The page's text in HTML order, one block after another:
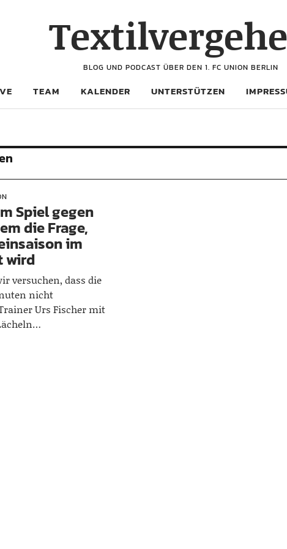
BLOG UND PODCAST ÜBER DEN 1. FC UNION BERLIN
TEAM KALENDER UNTERSTÜTZEN
Spiel gegen
die Frage,
im
wird
versuchen, dass die
nicht
Urs Fischer mit